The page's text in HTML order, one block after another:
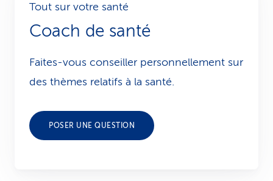
Tout sur votre santé
Coach de santé
Faites-vous conseiller personnellement sur
des thèmes relatifs à la santé.
POSER UNE QUESTION